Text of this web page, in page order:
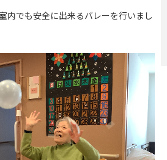
内でも安全に出来るバレーを行いまし